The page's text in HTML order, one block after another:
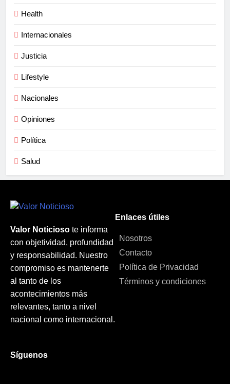
Health
Internacionales
Justicia
Lifestyle
Nacionales
Opiniones
Política
Salud
Valor Noticioso te informa
con objetividad, profundidad
y responsabilidad. Nuestro
compromiso es mantenerte
al tanto de los
acontecimientos más
relevantes, tanto a nivel
nacional como internacional.
Enlaces útiles
Nosotros
Contacto
Política de Privacidad
Términos y condiciones
Síguenos